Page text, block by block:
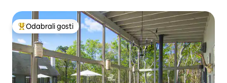
Među najviše rangiranima s oznakom „Odabrali gosti”
Odabrali gosti